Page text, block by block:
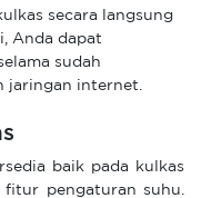
secara langsung
Anda dapat
sudah
jaringan internet.
baik pada kulkas
pengaturan suhu.